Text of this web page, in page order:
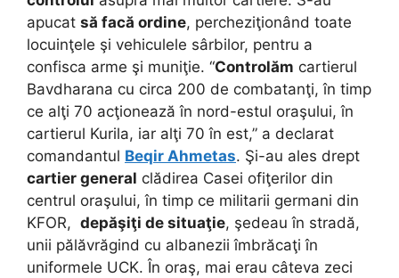
apucat să facă ordine, percheziţionând toate
locuinţele şi vehiculele sârbilor, pentru a
confisca arme şi muniţie. “Controlăm cartierul
Bavdharana cu circa 200 de combatanţi, în timp
ce alţi 70 acţionează în nord-estul oraşului, în
cartierul Kurila, iar alţi 70 în est,” a declarat
comandantul Beqir Ahmetas. Şi-au ales drept
cartier general clădirea Casei ofiţerilor din
centrul oraşului, în timp ce militarii germani din
KFOR, depăşiţi de situaţie, şedeau în stradă,
unii pălăvrăgind cu albanezii îmbrăcaţi în
uniformele UCK. În oraş, mai erau câteva zeci